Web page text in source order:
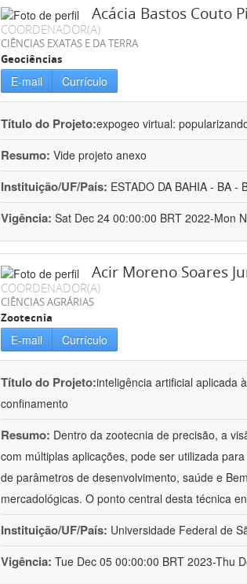
Acácia Bastos Couto
COORDENADOR(A)
CIÊNCIAS EXATAS E DA TERRA
Geociências
E-mail Currículo
Título do Projeto:expogeo virtual:
Resumo: Vide projeto anexo
Instituição/UF/País: ESTADO DA BAHIA - BA -
Vigência: Sat Dec 24 00:00:00 BRT 2022-Mon
Acir Moreno Soares
COORDENADOR(A)
CIÊNCIAS AGRÁRIAS
Zootecnia
E-mail Currículo
Título do Projeto:inteligência artificial aplicada
confinamento
Resumo: Dentro da zootecnia de precisão, a
com múltiplas aplicações, pode ser utilizada
de parâmetros de desenvolvimento, saúde e
mercadológicas. O ponto central desta técnica
Instituição/UF/País: Universidade Federal de
Vigência: Tue Dec 05 00:00:00 BRT 2023-Thu